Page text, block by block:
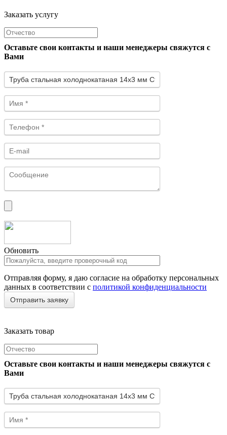
Заказать услугу
Оставьте свои контакты и наши менеджеры свяжутся с
Вами
Обновить
Отправляя форму, я даю согласие на обработку персональных
данных в соответствии с политикой конфиденциальности
Заказать товар
Оставьте свои контакты и наши менеджеры свяжутся с
Вами